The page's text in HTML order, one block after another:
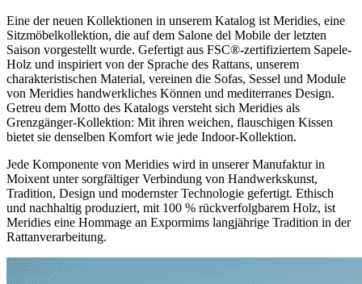
Eine der neuen Kollektionen in unserem Katalog ist Meridies, eine
Sitzmöbelkollektion, die auf dem Salone del Mobile der letzten
Saison vorgestellt wurde. Gefertigt aus FSC®-zertifiziertem Sapele-
Holz und inspiriert von der Sprache des Rattans, unserem
charakteristischen Material, vereinen die Sofas, Sessel und Module
von Meridies handwerkliches Können und mediterranes Design.
Getreu dem Motto des Katalogs versteht sich Meridies als
Grenzgänger-Kollektion: Mit ihren weichen, flauschigen Kissen
bietet sie denselben Komfort wie jede Indoor-Kollektion.
Jede Komponente von Meridies wird in unserer Manufaktur in
Moixent unter sorgfältiger Verbindung von Handwerkskunst,
Tradition, Design und modernster Technologie gefertigt. Ethisch
und nachhaltig produziert, mit 100 % rückverfolgbarem Holz, ist
Meridies eine Hommage an Expormims langjährige Tradition in der
Rattanverarbeitung.